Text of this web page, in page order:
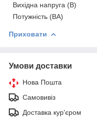
Вихідна напруга (В)
Потужність (ВА)
Приховати
Умови доставки
Нова Пошта
Самовивіз
Доставка кур'єром